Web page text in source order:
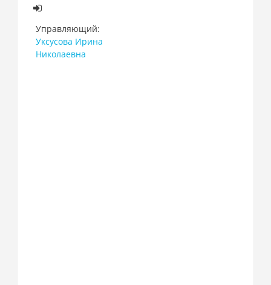
Управляющий:
Уксусова Ирина
Николаевна